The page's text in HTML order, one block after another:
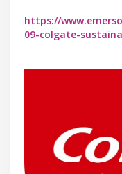
https://
09-colgate-